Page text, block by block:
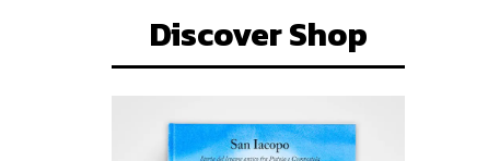
Discover Shop